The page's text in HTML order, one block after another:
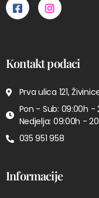
Kontakt podaci
Prva ulica 121,
Pon - Sub: 09:00h -
Nedjelja: 09:00h -
035 951 958
Informacije